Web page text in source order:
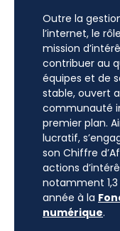
Outre la
l’internet, le
mission
contribuer au
équipes et de
stable, ouvert
communauté
premier plan.
lucratif,
son Chiffre
actions
notamment
année à la
numérique.